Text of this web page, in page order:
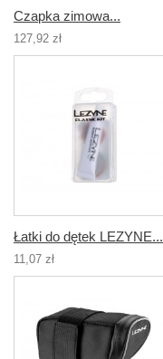
Czapka zimowa...
127,92 zł
Łatki do dętek LEZYNE...
11,07 zł